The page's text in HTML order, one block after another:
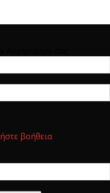
βοήθεια